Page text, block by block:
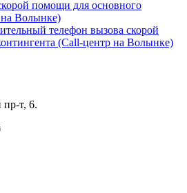
помощи для основного
на Волынке)
телефон вызова скорой
(Call-центр на Волынке)
т, 6.